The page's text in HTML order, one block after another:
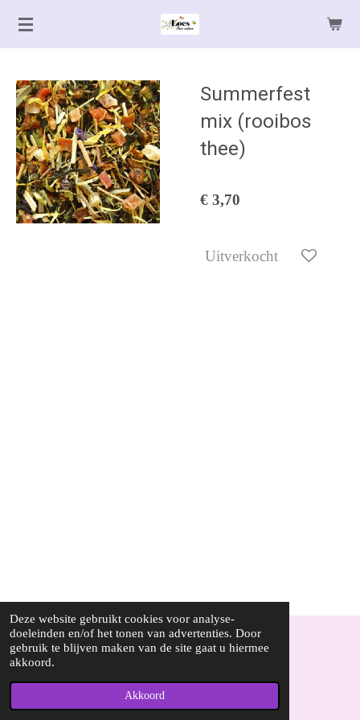
Deze website gebruikt cookies voor analyse-
doeleinden en/of het tonen van advertenties. Door
gebruik te blijven maken van de site gaat u hiermee
akkoord.
Akkoord
Ga
de
hoofdinhoud
Summerfest
mix (rooibos
thee)
€ 3,70
Uitverkocht
© 2022 - 2026 Loespurenature.nl